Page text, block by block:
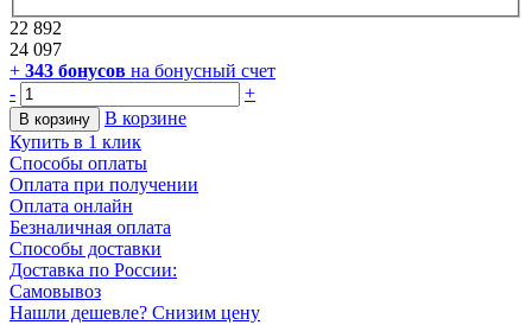
22 892
24 097
+ 343 бонусов на бонусный счет
-
+
В корзину
В корзине
Купить в 1 клик
Способы оплаты
Оплата при получении
Оплата онлайн
Безналичная оплата
Способы доставки
Доставка по России:
Самовывоз
Нашли дешевле? Снизим цену